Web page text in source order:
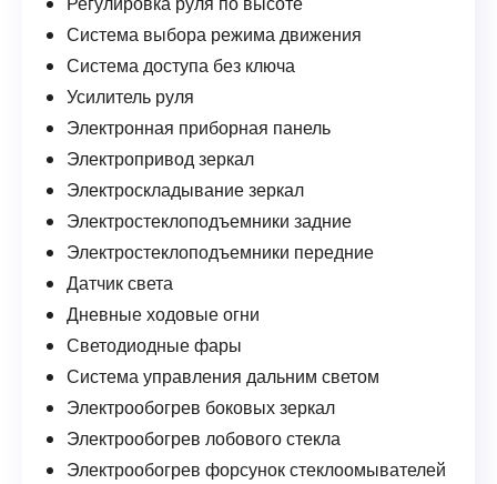
Система выбора режима движения
Система доступа без ключа
Усилитель руля
Электронная приборная панель
Электропривод зеркал
Электроскладывание зеркал
Электростеклоподъемники задние
Электростеклоподъемники передние
Датчик света
Дневные ходовые огни
Светодиодные фары
Система управления дальним светом
Электрообогрев боковых зеркал
Электрообогрев лобового стекла
Электрообогрев форсунок стеклоомывателей